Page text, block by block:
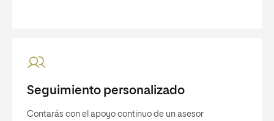
Seguimiento personalizado
Contarás con el apoyo continuo de un asesor